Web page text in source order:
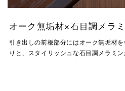
オーク無垢材×石目調メラ
引き出しの前板部分にはオーク無垢材
りと、スタイリッシュな石目調メラミン